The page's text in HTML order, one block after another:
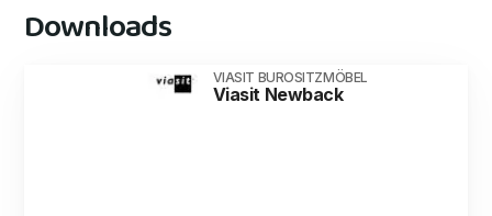
Downloads
VIASIT BUROSITZMÖBEL
Viasit Newback